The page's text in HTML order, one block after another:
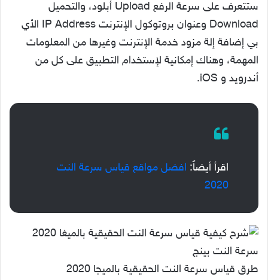
ستتعرف على سرعة الرفع Upload أبلود، والتحميل
Download وعنوان بروتوكول الإنترنت IP Address الأي
بي إضافة إلة مزود خدمة الإنترنت وغيرها من المعلومات
المهمة، وهناك إمكانية لإستخدام التطبيق على كل من
أندرويد و iOS.
اقرأ أيضاً: افضل مواقع قياس سرعة النت
2020
طرق قياس سرعة النت الحقيقية بالميجا 2020